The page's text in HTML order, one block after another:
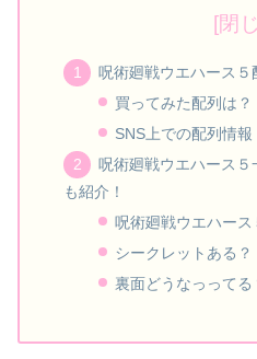
呪術廻戦ウエハース５
買ってみた配列は？
SNS上での配列情報
呪術廻戦ウエハース
も紹介！
呪術廻戦ウエハー
シークレットある？
裏面どうなっってる